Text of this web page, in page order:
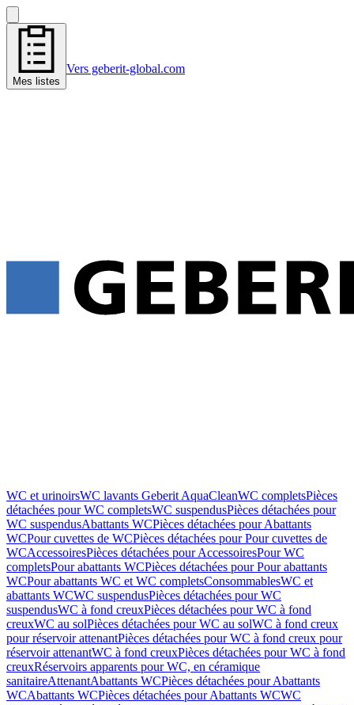
Mes listes
Vers geberit-global.com
WC et urinoirsWC lavants Geberit AquaCleanWC completsPièces
détachées pour WC completsWC suspendusPièces détachées pour
WC suspendusAbattants WCPièces détachées pour Abattants
WCPour cuvettes de WCPièces détachées pour Pour cuvettes de
WCAccessoiresPièces détachées pour AccessoiresPour WC
completsPour abattants WCPièces détachées pour Pour abattants
WCPour abattants WC et WC completsConsommablesWC et
abattants WCWC suspendusPièces détachées pour WC
suspendusWC à fond creuxPièces détachées pour WC à fond
creuxWC au solPièces détachées pour WC au solWC à fond creux
pour réservoir attenantPièces détachées pour WC à fond creux pour
réservoir attenantWC à fond creuxPièces détachées pour WC à fond
creuxRéservoirs apparents pour WC, en céramique
sanitaireAttenantAbattants WCPièces détachées pour Abattants
WCAbattants WCPièces détachées pour Abattants WCWC